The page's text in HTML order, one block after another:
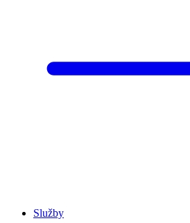
Služby